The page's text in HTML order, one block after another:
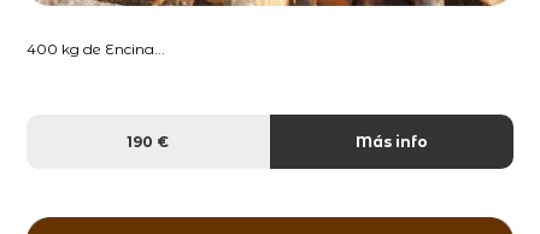
400 kg de Encina...
190 € Más info